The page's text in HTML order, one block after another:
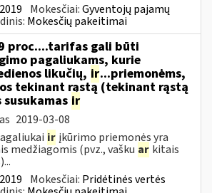
2019 Mokesčiai:Gyventojų pajamų
Mokesčių pakeitimai
proc....tarifas gali būti
pagaliukams, kurie
likučių, ir...priemonėms,
tekinant rąstą (tekinant rąstą
ir
2019-03-08
ir įkūrimo priemonės yra
medžiagomis (pvz., vašku ar kitais
2019 Mokesčiai: Pridėtinės vertės